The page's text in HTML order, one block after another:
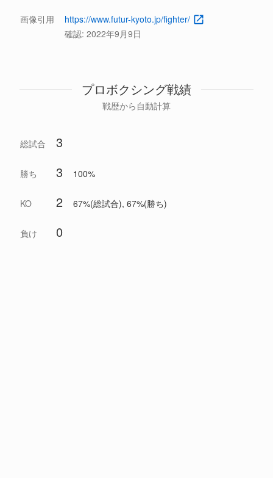
画像引用
https://www.futur-kyoto.jp/fighter/
確認: 2022年9月9日
プロボクシング戦績
戦歴から自動計算
総試合 3
勝ち 3 100%
KO 2 67%(総試合), 67%(勝ち)
負け 0